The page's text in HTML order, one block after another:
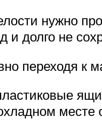
нужно
и долго не
переходя к
месте